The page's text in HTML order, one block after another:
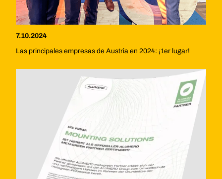
7.10.2024
Las principales empresas de Austria en 2024: ¡1er lugar!